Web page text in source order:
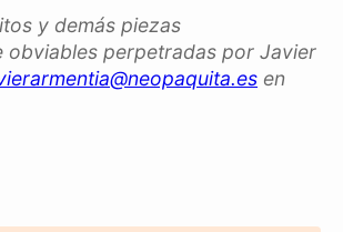
y demás piezas
obviables perpetradas por Javier
en